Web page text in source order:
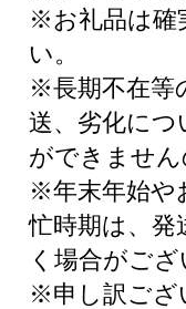
※お礼品は確
い。
※長期不在等
送、劣化につ
ができません
※年末年始や
忙時期は、
く場合がござ
※申し訳ござ